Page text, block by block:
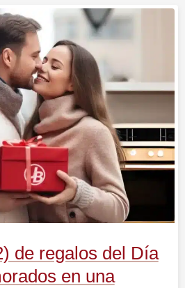
de regalos del Día
en una